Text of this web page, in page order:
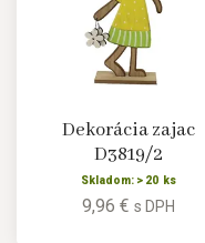
Dekorácia zajac
D3819/2
Skladom: > 20 ks
9,96 € s DPH